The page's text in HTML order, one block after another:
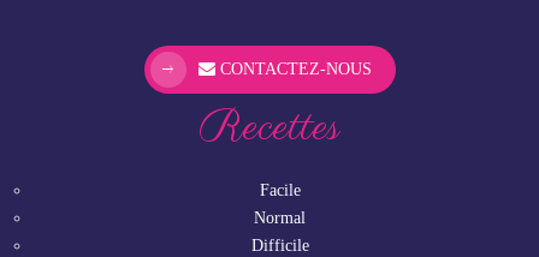
CONTACTEZ-NOUS
Recettes
Facile
Normal
Difficile